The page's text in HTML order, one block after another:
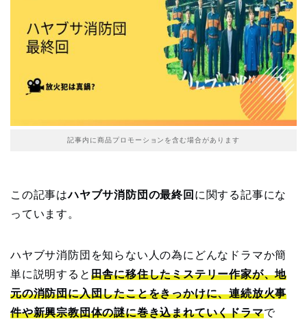
記事内に商品プロモーションを含む場合があります
この記事はハヤブサ消防団の最終回 に関する記事にな
っています。
ハヤブサ消防団を知らない人の為にどんなドラマか簡
単に説明すると 田舎に移住したミステリー作家が、地
元の消防団に入団したことをきっかけに、連続放火事
件や新興宗教団体の謎に巻き込まれていくドラマで